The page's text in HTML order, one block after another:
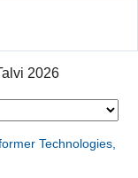
2026
Technologies,